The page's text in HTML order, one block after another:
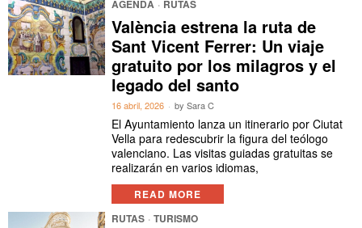
AGENDA · RUTAS
València estrena la ruta de
Sant Vicent Ferrer: Un viaje
gratuito por los milagros y el
legado del santo
16 abril, 2026 bySara C
El Ayuntamiento lanza un itinerario por Ciutat
Vella para redescubrir la figura del teólogo
valenciano. Las visitas guiadas gratuitas se
realizarán en varios idiomas,
READ MORE
RUTAS · TURISMO